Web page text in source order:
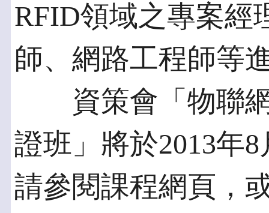
RFID領域之專案經
師、網路工程師等
資策會「物聯網
證班」將於2013年
請參閱課程網頁，